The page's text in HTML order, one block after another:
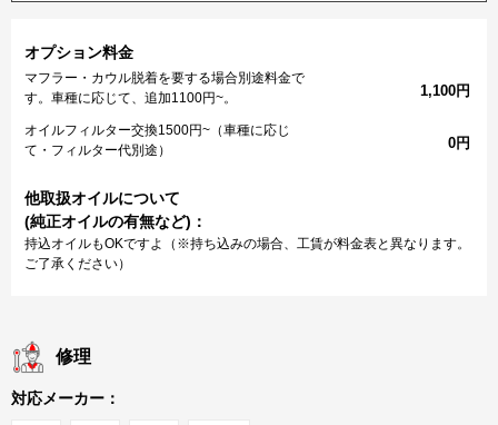
オプション料金
マフラー・カウル脱着を要する場合別途料金で
す。車種に応じて、追加1100円~。
1,100円
オイルフィルター交換1500円~（車種に応じ
て・フィルター代別途）
0円
他取扱オイルについて
(純正オイルの有無など)：
持込オイルもOKですよ（※持ち込みの場合、工賃が料金表と異なります。
ご了承ください）
修理
対応メーカー：